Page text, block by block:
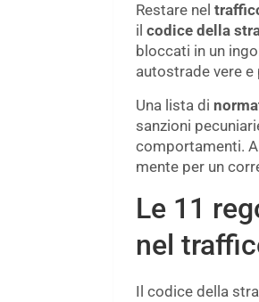
Restare nel
il codice della
bloccati in un
autostrade vere e
Una lista di
sanzioni
comportamenti.
mente per un
Le 11
nel
Il codice della